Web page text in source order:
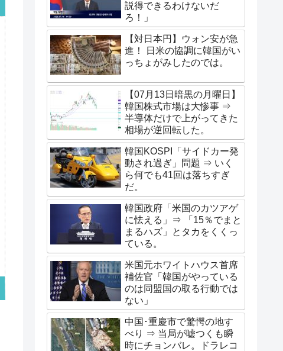
説得できるわけないだ
ろ！」
【対日本円】ウォン安が急
進！ 日米の協調に韓国がい
っちょがみしたのでは。
【07月13日暗黒の月曜日】
韓国株式市場は大惨事 ⇒
半導体だけで上がってきた
相場が逆回転した。
韓国KOSPI「サイドカー発
動され過ぎ」問題 ⇒ いく
ら何でも41回は落ちすぎ
だ。
韓国政府「米国のカツアゲ
に怯える」⇒ 「15％でまと
まるハズ」とタカをくくっ
ている。
米国元ホワイトハウス首席
補佐官「韓国がやっている
のは同盟国の取る行動では
ない」
中国･重慶市で驚愕の地す
べり ⇒ 当局が嘘つくも瞬
時にチョンバレ。ドラレコ